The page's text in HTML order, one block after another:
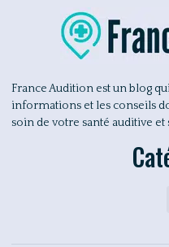
France Audition est un blog
informations et les conseils
soin de votre santé auditive